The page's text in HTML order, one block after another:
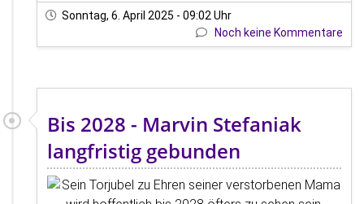
Sonntag, 6. April 2025 - 09:02 Uhr
Noch keine Kommentare
Bis 2028 - Marvin Stefaniak
langfristig gebunden